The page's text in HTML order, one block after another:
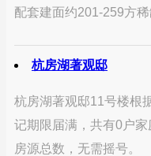
配套建面约201-259方稀
杭房湖著观邸
杭房湖著观邸11号楼根
记期限届满，共有0户
房源总数，无需摇号。